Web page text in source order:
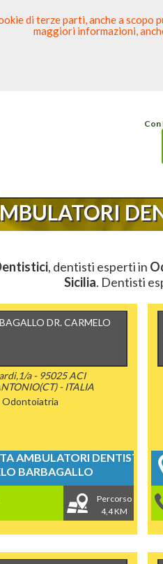
Elenco
Con
, dentisti esperti in
Sicilia. Dentisti
DR. CARMELO
a - 95025 ACI
- ITALIA
Odontoiatria
AMBULATORI DENTISTICI
BARBAGALLO
Percorso
4,4 KM
di terze parti, anche a
maggiori informazioni,